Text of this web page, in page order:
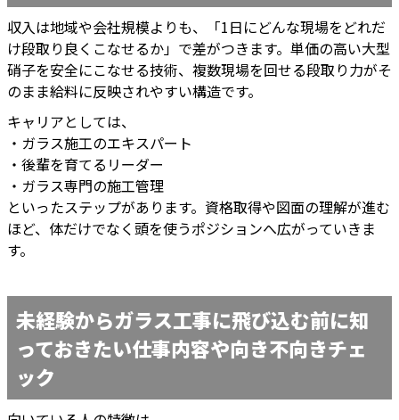
収入は地域や会社規模よりも、「1日にどんな現場をどれだ
け段取り良くこなせるか」で差がつきます。単価の高い大型
硝子を安全にこなせる技術、複数現場を回せる段取り力がそ
のまま給料に反映されやすい構造です。
キャリアとしては、
・ガラス施工のエキスパート
・後輩を育てるリーダー
・ガラス専門の施工管理
といったステップがあります。資格取得や図面の理解が進む
ほど、体だけでなく頭を使うポジションへ広がっていきま
す。
未経験からガラス工事に飛び込む前に知
っておきたい仕事内容や向き不向きチェ
ック